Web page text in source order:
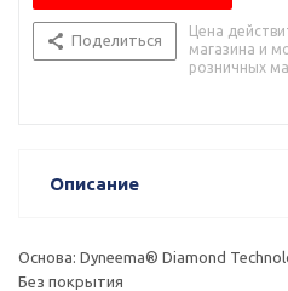
Поделиться
Цена
магазина и
розничных
Описание
Основа: Dyneema® Diamond
Без покрытия